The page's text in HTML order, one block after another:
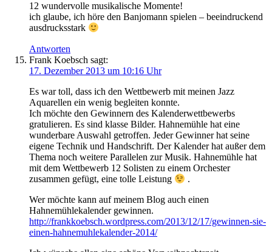
12 wundervolle musikalische Momente!
ich glaube, ich höre den Banjomann spielen – beeindruckend
ausdrucksstark
Antworten
Frank Koebsch sagt:
17. Dezember 2013 um 10:16 Uhr
Es war toll, dass ich den Wettbewerb mit meinen Jazz
Aquarellen ein wenig begleiten konnte.
Ich möchte den Gewinnern des Kalenderwettbewerbs
gratulieren. Es sind klasse Bilder. Hahnemühle hat eine
wunderbare Auswahl getroffen. Jeder Gewinner hat seine
eigene Technik und Handschrift. Der Kalender hat außer dem
Thema noch weitere Parallelen zur Musik. Hahnemühle hat
mit dem Wettbewerb 12 Solisten zu einem Orchester
zusammen gefügt, eine tolle Leistung
.
Wer möchte kann auf meinem Blog auch einen
Hahnemühlekalender gewinnen.
http://frankkoebsch.wordpress.com/2013/12/17/gewinnen-sie-
einen-hahnemuhlekalender-2014/